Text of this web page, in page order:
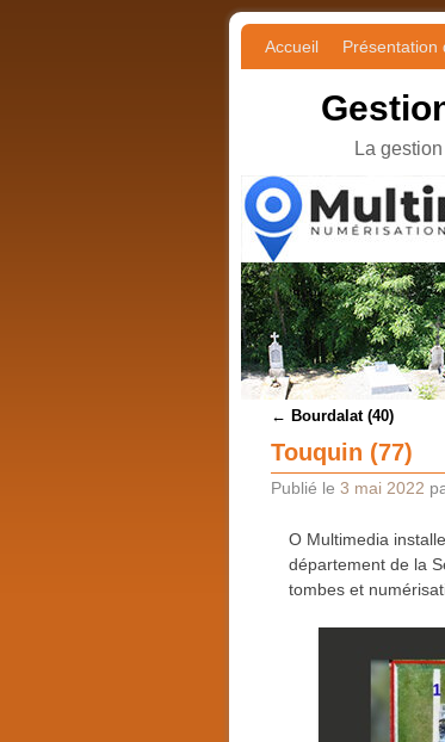
Skip to primary
Aller au contenu
Accueil Présentation
La
Navigation des
← Bourdalat (40)
Touquin (77)
Publié le 3 mai 2022
O Multimedia
département de la
tombes et